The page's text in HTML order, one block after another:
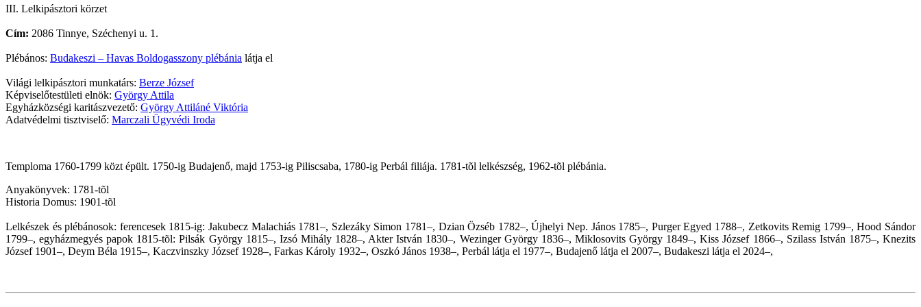
III. Lelkipásztori körzet
Cím: 2086 Tinnye, Széchenyi u. 1.
Plébános: Budakeszi – Havas Boldogasszony plébánia látja el
Világi lelkipásztori munkatárs: Berze József
Képviselőtestületi elnök: György Attila
Egyházközségi karitászvezető: György Attiláné Viktória
Adatvédelmi tisztviselő: Marczali Ügyvédi Iroda
Temploma 1760-1799 közt épült. 1750-ig Budajenő, majd 1753-ig Piliscsaba, 1780-ig Perbál filiája. 1781-tõl lelkészség, 1962-tõl plébánia.
Anyakönyvek: 1781-tõl
Historia Domus: 1901-tõl
Lelkészek és plébánosok: ferencesek 1815-ig: Jakubecz Malachiás 1781–, Szlezáky Simon 1781–, Dzian Özséb 1782–, Újhelyi Nep. János 1785–, Purger Egyed 1788–, Zetkovits Remig 1799–, Hood Sándor
1799–, egyházmegyés papok 1815-tõl: Pilsák György 1815–, Izsó Mihály 1828–, Akter István 1830–, Wezinger György 1836–, Miklosovits György 1849–, Kiss József 1866–, Szilass István 1875–, Knezits
József 1901–, Deym Béla 1915–, Kaczvinszky József 1928–, Farkas Károly 1932–, Oszkó János 1938–, Perbál látja el 1977–, Budajenő látja el 2007–, Budakeszi látja el 2024–,